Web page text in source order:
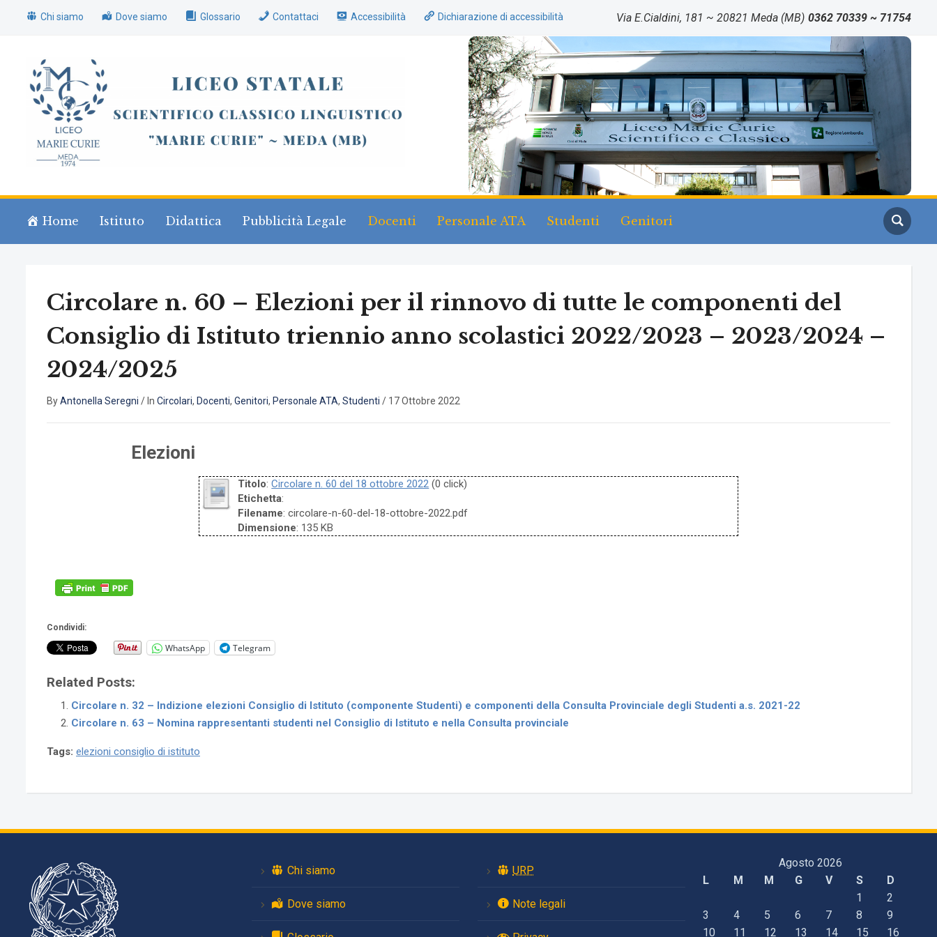
Chi siamo Dove siamo Glossario Contattaci Accessibilità Dichiarazione di accessibilità Via E.Cialdini, 181 ~ 20821 Meda (MB) 0362 70339 ~ 71754
Home Istituto Didattica Pubblicità Legale Docenti Personale ATA Studenti Genitori
Circolare n. 60 – Elezioni per il rinnovo di tutte le componenti del
Consiglio di Istituto triennio anno scolastici 2022/2023 – 2023/2024 –
2024/2025
ByAntonella Seregni / In Circolari, Docenti, Genitori, Personale ATA, Studenti / 17 Ottobre 2022
Elezioni
Titolo:Circolare n. 60 del 18 ottobre 2022 (0 click)
Etichetta:
Filename: circolare-n-60-del-18-ottobre-2022.pdf
Dimensione: 135 KB
Condividi:
WhatsApp Telegram
Related Posts:
Circolare n. 32 – Indizione elezioni Consiglio di Istituto (componente Studenti) e componenti della Consulta Provinciale degli Studenti a.s. 2021-22
Circolare n. 63 – Nomina rappresentanti studenti nel Consiglio di Istituto e nella Consulta provinciale
Tags: elezioni consiglio di istituto
Chi siamo
Dove siamo
URP
Note legali
Agosto 2026
L
M M G V S
D
1
2
3
4 5 6 7 8
9
10
11 12 13 14 15 16